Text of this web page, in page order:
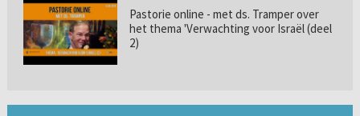
Pastorie online - met ds. Tramper over
het thema 'Verwachting voor Israël (deel
2)